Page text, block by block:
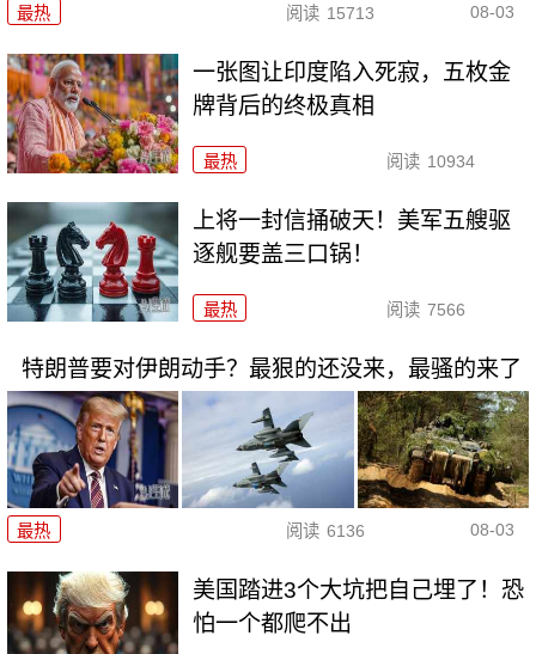
最热 阅读 15713 08-03
一张图让印度陷入死寂，五枚金
牌背后的终极真相
最热 阅读 10934
上将一封信捅破天！美军五艘驱
逐舰要盖三口锅！
最热 阅读 7566
特朗普要对伊朗动手？最狠的还没来，最骚的来了
最热 阅读 6136 08-03
美国踏进3个大坑把自己埋了！恐
怕一个都爬不出